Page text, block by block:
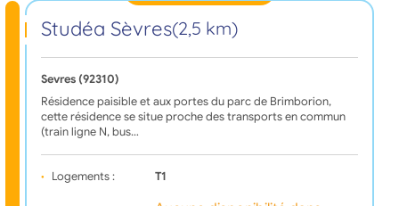
Studéa Sèvres(2,5 km)
Sevres (92310)
Résidence paisible et aux portes du parc de Brimborion,
cette résidence se situe proche des transports en commun
(train ligne N, bus…
Logements : T1